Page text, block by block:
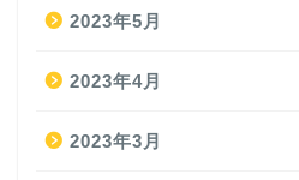
2023年5月
2023年4月
2023年3月